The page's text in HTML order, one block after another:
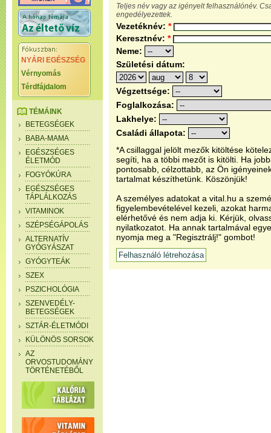
NYÁRI EGÉSZSÉG
Vérnyomás
Térdfájdalom
TÉMÁINK
BETEGSÉGEK
BABA-MAMA
EGÉSZSÉGES
ÉLETMÓD
FOGYÓKÚRA
EGÉSZSÉGES
TÁPLÁLKOZÁS
VITAMINOK
SZÉPSÉGÁPOLÁS
ALTERNATÍV
GYÓGYÁSZAT
GYÓGYTEÁK
SZEX
PSZICHOLÓGIA
SZENVEDÉLY-
BETEGSÉGEK
SZTÁR-ÉLETMÓDI
KÜLÖNÖS SORSOK
AZ
ORVOSTUDOMÁNY
TÖRTÉNETÉBŐL
Teljes név vagy az igényelt felhasználónév.
engedélyezettek.
Vezetéknév: *
Keresztnév: *
Neme:
Születési dátum:
Végzettsége:
Foglalkozása:
Lakhelye:
Családi állapota:
*A csillaggal jelölt mezők kitöltése
segíti, ha a többi mezőt is kitölti. Ha
pontosabb, célzottabb, az Ön
tartalmat készíthetünk. Köszönjük!
A személyes adatokat a vital.hu a
figyelembevételével kezeli, azokat
elérhetővé és nem adja ki. Kérjük,
nyilatkozatot. Ha annak tartalmával
nyomja meg a "Regisztrálj!" gombot!